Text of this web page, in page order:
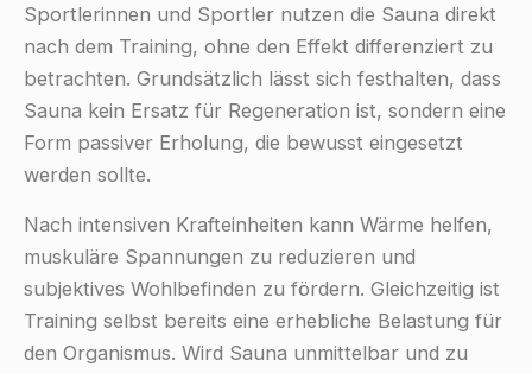
Sportlerinnen und Sportler nutzen die Sauna direkt
nach dem Training, ohne den Effekt differenziert zu
betrachten. Grundsätzlich lässt sich festhalten, dass
Sauna kein Ersatz für Regeneration ist, sondern eine
Form passiver Erholung, die bewusst eingesetzt
werden sollte.
Nach intensiven Krafteinheiten kann Wärme helfen,
muskuläre Spannungen zu reduzieren und
subjektives Wohlbefinden zu fördern. Gleichzeitig ist
Training selbst bereits eine erhebliche Belastung für
den Organismus. Wird Sauna unmittelbar und zu